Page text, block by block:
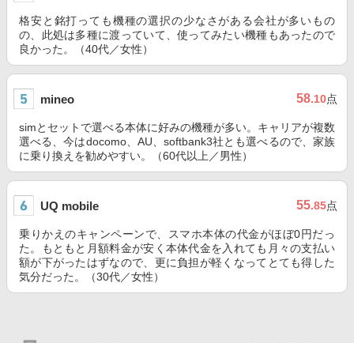
格安と銘打っても機種の選択の少なさがある会社が多いもの
の、此処は多種に渡っていて、使ってみたい機種もあったので
良かった。（40代／女性）
mineo 58.10点
simとセットで選べる本体に好みの機種が多い。キャリアが複数
選べる、今はdocomo、AU、softbank3社とも選べるので、家族
に乗り換えを勧めやすい。（60代以上／男性）
UQ mobile 55.85点
乗りかえのキャンペーンで、スマホ本体の代金がほぼ0円だっ
た。もともと月額料金が安く本体代金を入れても月々の支払い
額が下がったはずなので、更に負担が軽くなってとても得した
気分だった。（30代／女性）